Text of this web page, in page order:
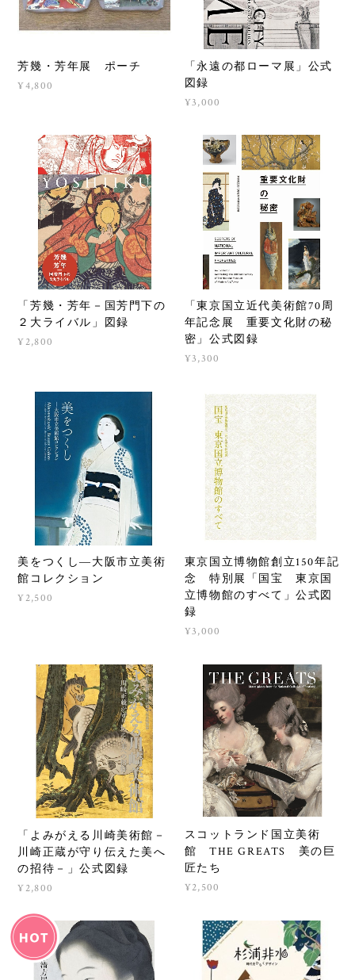
芳幾・芳年展 ポーチ
「永遠の都ローマ展」公式
図録
「芳幾・芳年－国芳門下の
２大ライバル」図録
「東京国立近代美術館70周
年記念展 重要文化財の秘
密」公式図録
美をつくし―大阪市立美術
館コレクション
東京国立博物館創立150年記
念 特別展「国宝 東京国
立博物館のすべて」公式図
録
「よみがえる川崎美術館－
川崎正蔵が守り伝えた美へ
の招待－」公式図録
¥2,800
スコットランド国立美術
館 THE GREATS 美の巨
匠たち